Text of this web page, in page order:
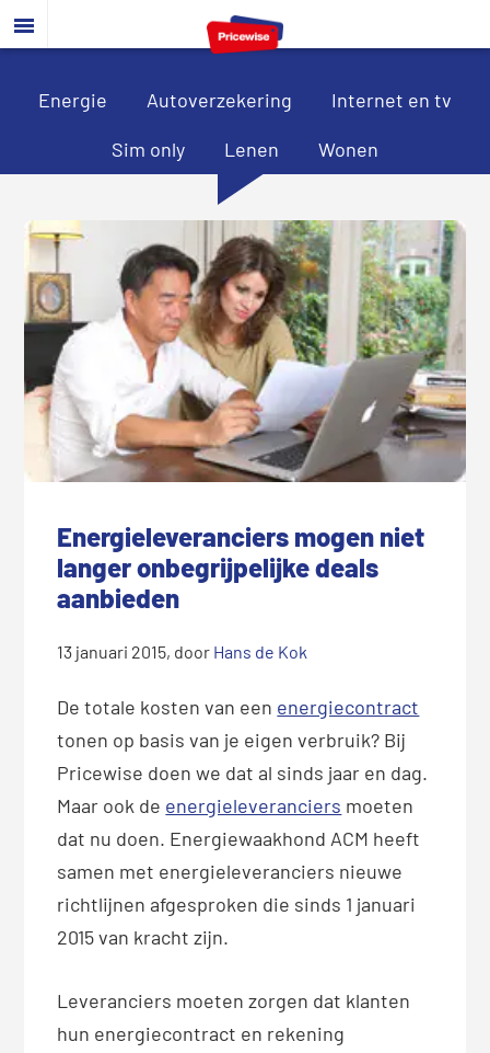
Door
naar
hoofd
Spring
naar
eerste
Spring
naar
voettekst
Energie Autoverzekering Internet en tv
Sim only Lenen Wonen
Energieleveranciers mogen niet
langer onbegrijpelijke deals
aanbieden
13 januari 2015, door Hans de Kok
De totale kosten van een energiecontract
tonen op basis van je eigen verbruik? Bij
Pricewise doen we dat al sinds jaar en dag.
Maar ook de energieleveranciers moeten
dat nu doen. Energiewaakhond ACM heeft
samen met energieleveranciers nieuwe
richtlijnen afgesproken die sinds 1 januari
2015 van kracht zijn.
Leveranciers moeten zorgen dat klanten
hun energiecontract en rekening